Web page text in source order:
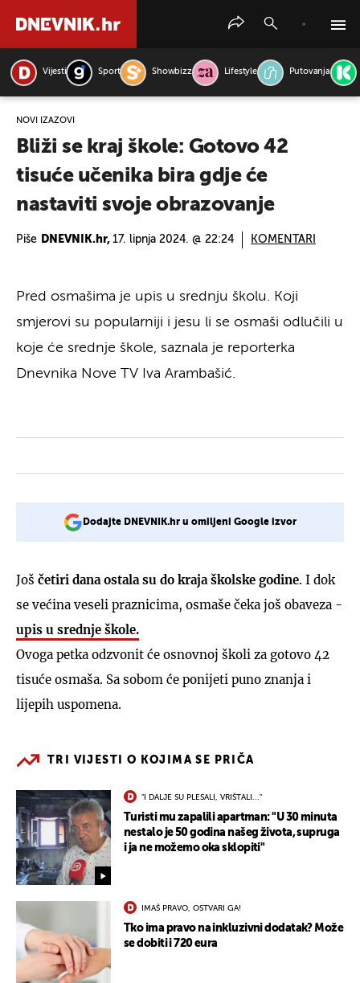
Vijesti Sport Showbizz Lifestyle Putovanja
NOVI IZAZOVI
Bliži se kraj škole: Gotovo 42
tisuće učenika bira gdje će
nastaviti svoje obrazovanje
Piše DNEVNIK.hr, 17. lipnja 2024. @ 22:24 KOMENTARI
Pred osmašima je upis u srednju školu. Koji
smjerovi su popularniji i jesu li se osmaši odlučili u
koje će srednje škole, saznala je reporterka
Dnevnika Nove TV Iva Arambašić.
Dodajte DNEVNIK.hr u omiljeni Google izvor
Još četiri dana ostala su do kraja školske godine. I dok
se većina veseli praznicima, osmaše čeka još obaveza -
upis u srednje škole.
Ovoga petka odzvonit će osnovnoj školi za gotovo 42
tisuće osmaša. Sa sobom će ponijeti puno znanja i
lijepih uspomena.
TRI VIJESTI O KOJIMA SE PRIČA
"I DALJE SU PLESALI, VRIŠTALI..."
Turisti mu zapalili apartman: "U 30 minuta
nestalo je 50 godina našeg života, supruga
i ja ne možemo oka sklopiti"
IMAŠ PRAVO, OSTVARI GA!
Tko ima pravo na inkluzivni dodatak? Može
se dobiti i 720 eura
PRETRAŽITE VIJESTI